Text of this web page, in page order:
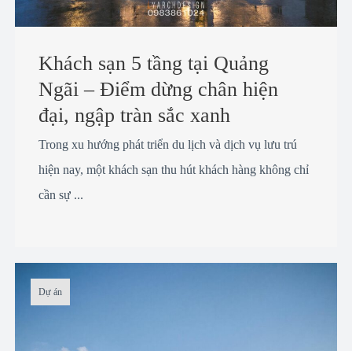
Khách sạn 5 tầng tại Quảng
Ngãi – Điểm dừng chân hiện
đại, ngập tràn sắc xanh
Trong xu hướng phát triển du lịch và dịch vụ lưu trú
hiện nay, một khách sạn thu hút khách hàng không chỉ
cần sự ...
Dự án